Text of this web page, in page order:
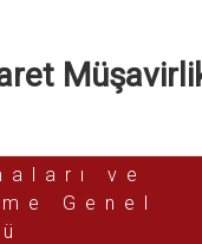
ve
Genel